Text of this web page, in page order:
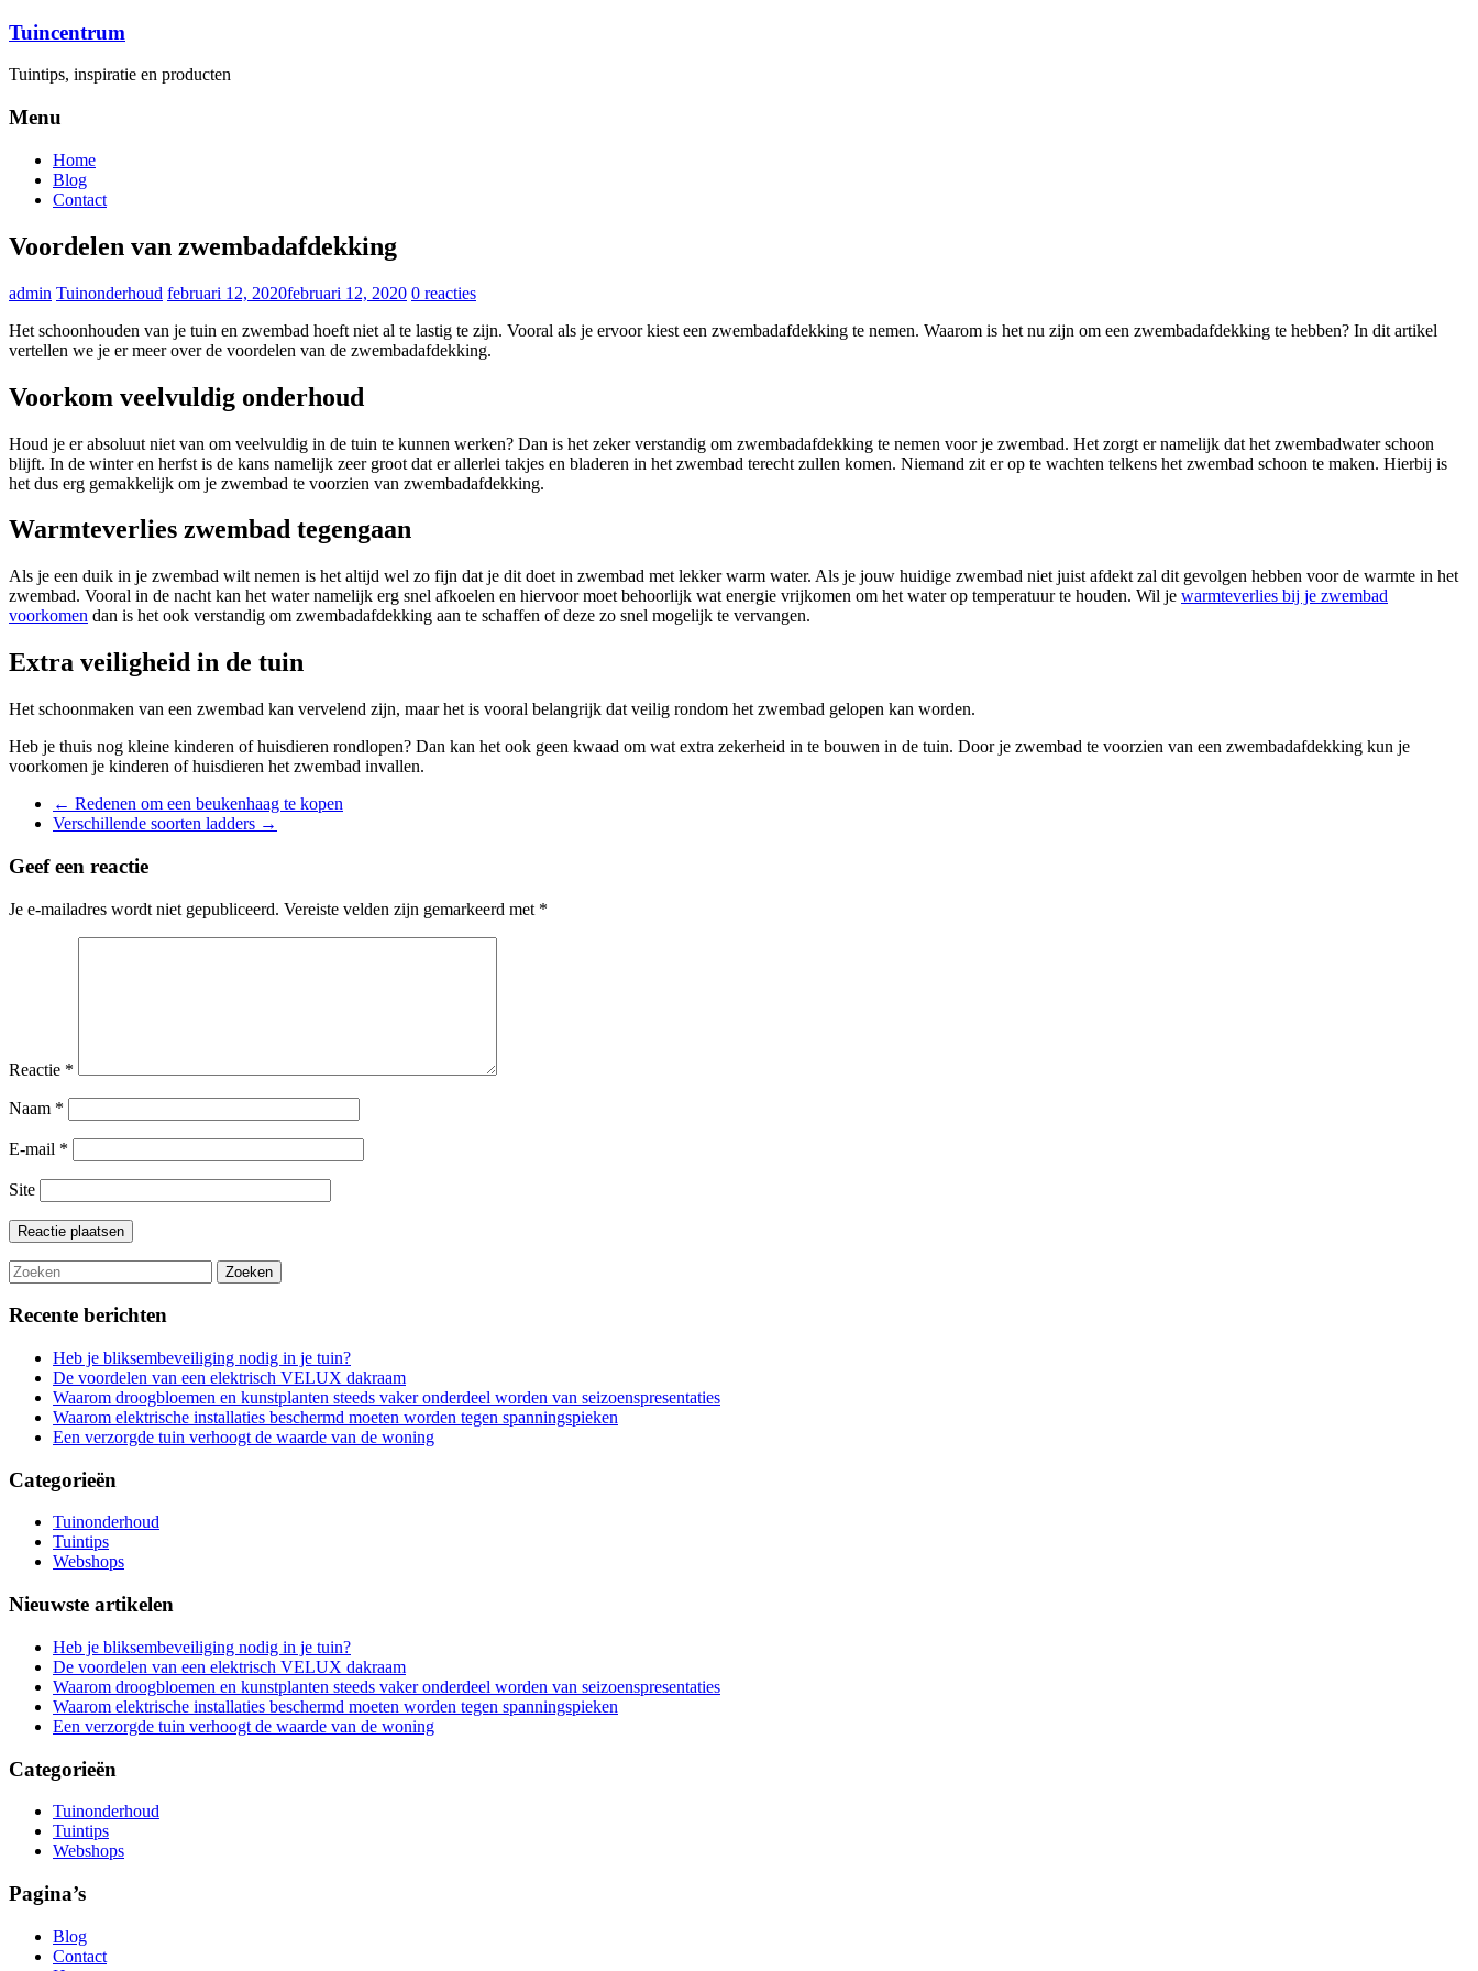
Ga
inhoud
Tuincentrum
Tuintips, inspiratie en producten
Menu
Home
Blog
Contact
Voordelen van zwembadafdekking
admin Tuinonderhoud februari 12, 2020februari 12, 2020 0 reacties
Het schoonhouden van je tuin en zwembad hoeft niet al te lastig te zijn. Vooral als je ervoor kiest een zwembadafdekking te nemen. Waarom is het nu zijn om een zwembadafdekking te hebben? In dit artikel
vertellen we je er meer over de voordelen van de zwembadafdekking.
Voorkom veelvuldig onderhoud
Houd je er absoluut niet van om veelvuldig in de tuin te kunnen werken? Dan is het zeker verstandig om zwembadafdekking te nemen voor je zwembad. Het zorgt er namelijk dat het zwembadwater schoon
blijft. In de winter en herfst is de kans namelijk zeer groot dat er allerlei takjes en bladeren in het zwembad terecht zullen komen. Niemand zit er op te wachten telkens het zwembad schoon te maken. Hierbij is
het dus erg gemakkelijk om je zwembad te voorzien van zwembadafdekking.
Warmteverlies zwembad tegengaan
Als je een duik in je zwembad wilt nemen is het altijd wel zo fijn dat je dit doet in zwembad met lekker warm water. Als je jouw huidige zwembad niet juist afdekt zal dit gevolgen hebben voor de warmte in het
zwembad. Vooral in de nacht kan het water namelijk erg snel afkoelen en hiervoor moet behoorlijk wat energie vrijkomen om het water op temperatuur te houden. Wil je warmteverlies bij je zwembad
voorkomen dan is het ook verstandig om zwembadafdekking aan te schaffen of deze zo snel mogelijk te vervangen.
Extra veiligheid in de tuin
Het schoonmaken van een zwembad kan vervelend zijn, maar het is vooral belangrijk dat veilig rondom het zwembad gelopen kan worden.
Heb je thuis nog kleine kinderen of huisdieren rondlopen? Dan kan het ook geen kwaad om wat extra zekerheid in te bouwen in de tuin. Door je zwembad te voorzien van een zwembadafdekking kun je
voorkomen je kinderen of huisdieren het zwembad invallen.
← Redenen om een beukenhaag te kopen
Verschillende soorten ladders →
Geef een reactie
Je e-mailadres wordt niet gepubliceerd. Vereiste velden zijn gemarkeerd met *
Reactie *
Naam *
E-mail *
Site
Recente berichten
Heb je bliksembeveiliging nodig in je tuin?
De voordelen van een elektrisch VELUX dakraam
Waarom droogbloemen en kunstplanten steeds vaker onderdeel worden van seizoenspresentaties
Waarom elektrische installaties beschermd moeten worden tegen spanningspieken
Een verzorgde tuin verhoogt de waarde van de woning
Categorieën
Tuinonderhoud
Tuintips
Webshops
Nieuwste artikelen
Heb je bliksembeveiliging nodig in je tuin?
De voordelen van een elektrisch VELUX dakraam
Waarom droogbloemen en kunstplanten steeds vaker onderdeel worden van seizoenspresentaties
Waarom elektrische installaties beschermd moeten worden tegen spanningspieken
Een verzorgde tuin verhoogt de waarde van de woning
Categorieën
Tuinonderhoud
Tuintips
Webshops
Pagina’s
Blog
Contact